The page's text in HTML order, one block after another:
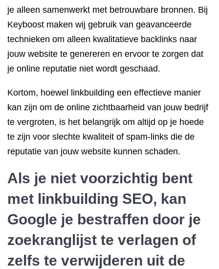
je alleen samenwerkt met betrouwbare bronnen. Bij
Keyboost maken wij gebruik van geavanceerde
technieken om alleen kwalitatieve backlinks naar
jouw website te genereren en ervoor te zorgen dat
je online reputatie niet wordt geschaad.
Kortom, hoewel linkbuilding een effectieve manier
kan zijn om de online zichtbaarheid van jouw bedrijf
te vergroten, is het belangrijk om altijd op je hoede
te zijn voor slechte kwaliteit of spam-links die de
reputatie van jouw website kunnen schaden.
Als je niet voorzichtig bent
met linkbuilding SEO, kan
Google je bestraffen door je
zoekranglijst te verlagen of
zelfs te verwijderen uit de